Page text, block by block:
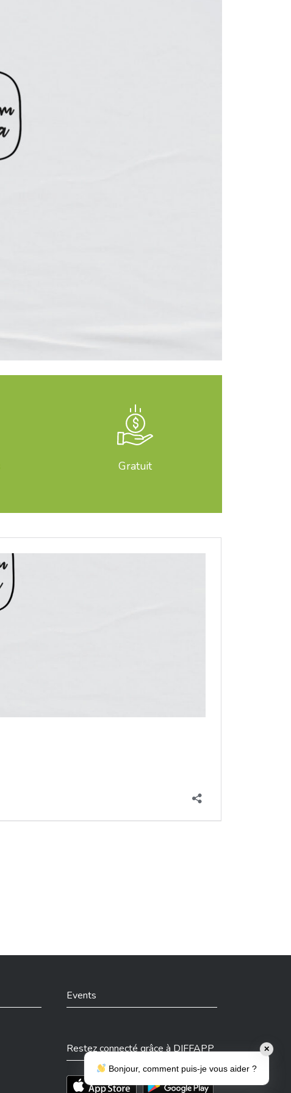
Gratuit
Events
Restez connecté grâce à DIFFAPP
Téléchargez l'app sur l'App StoreTéléchargez l'app sur Play Store
✕
Bonjour, comment puis-je vous aider ?